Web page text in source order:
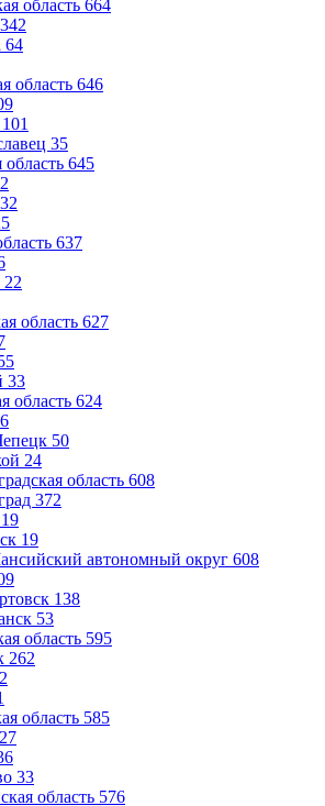
область 664
342
64
область 646
101
35
область 645
32
637
22
область 627
33
область 624
50
24
область 608
372
19
19
автономный округ 608
138
53
область 595
262
область 585
33
область 576